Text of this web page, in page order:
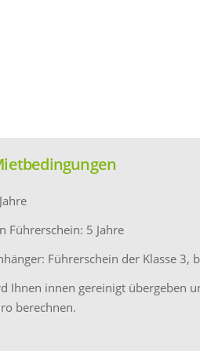
Führerschein: 5 Jahre
Führerschein der Klasse 3,
Ihnen innen gereinigt übergeben
berechnen.